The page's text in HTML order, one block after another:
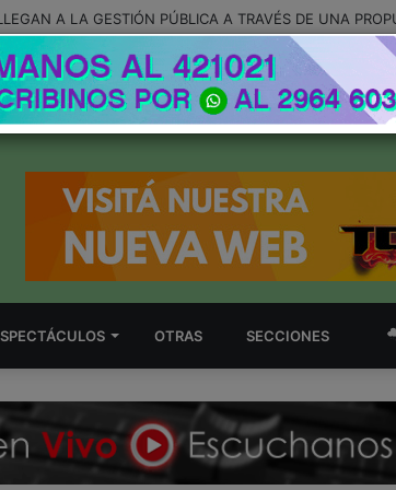
A LA GESTIÓN PÚBLICA A TRAVÉS DE UNA
OTRAS SECCIONES